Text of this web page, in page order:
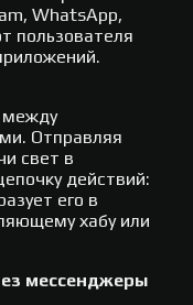
WhatsApp,
пользователя
между
Отправляя
свет в
действий:
его в
хабу или
мессенджеры